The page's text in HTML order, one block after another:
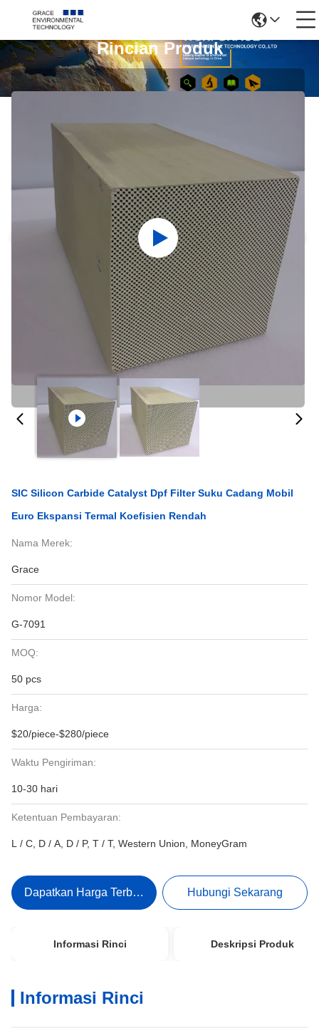
Rincian Produk
SIC Silicon Carbide Catalyst Dpf Filter Suku Cadang Mobil
Euro Ekspansi Termal Koefisien Rendah
Nama Merek:
Grace
Nomor Model:
G-7091
MOQ:
50 pcs
Harga:
$20/piece-$280/piece
Waktu Pengiriman:
10-30 hari
Ketentuan Pembayaran:
L / C, D / A, D / P, T / T, Western Union, MoneyGram
Dapatkan Harga Terbaik Hubungi Sekarang
Informasi Rinci Deskripsi Produk
Informasi Rinci